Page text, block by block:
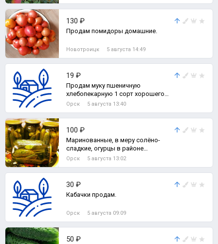
130 ₽
Продам помидоры домашние.
Новотроицк 5 августа 14:49
19 ₽
Продам муку пшеничную
хлебопекарную 1 сорт хорошего
качества.
Орск 5 августа 13:40
100 ₽
Маринованные, в меру солёно-
сладкие, огурцы в районе
Вокзала(6мкр) в небольших банках
Орск 5 августа 13:02
30 ₽
Кабачки продам.
Орск 5 августа 09:09
50 ₽